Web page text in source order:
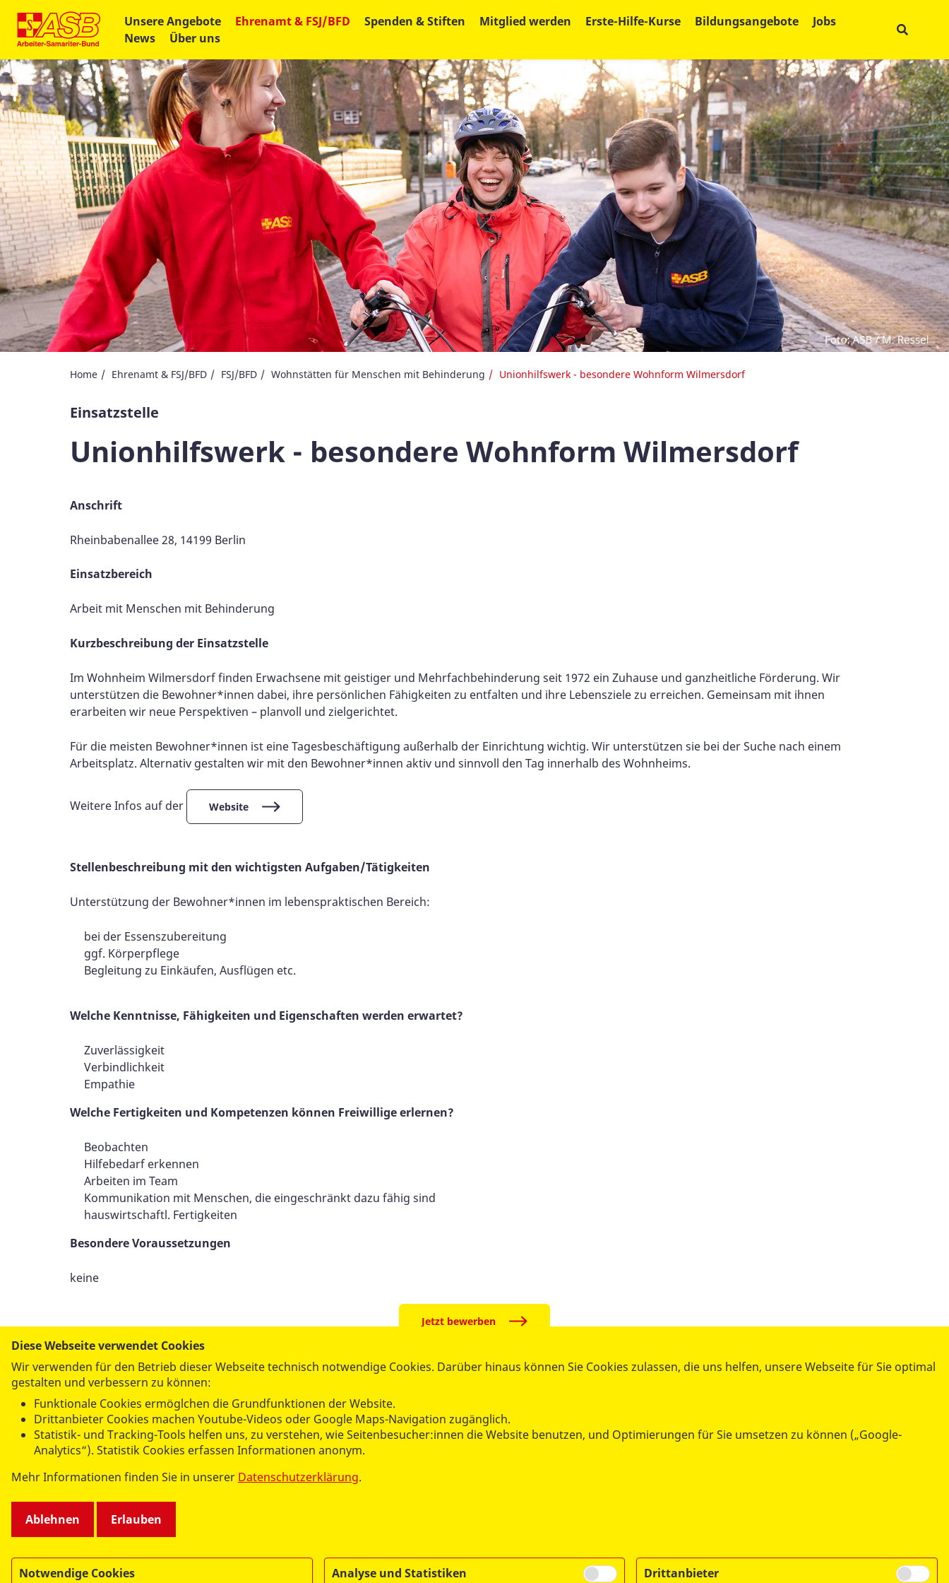
Unsere Angebote Ehrenamt & FSJ/BFD Spenden & Stiften Mitglied werden Erste-Hilfe-Kurse Bildungsangebote
Jobs
News
Über uns
Home Ehrenamt & FSJ/BFD FSJ/BFD Wohnstätten für Menschen mit Behinderung Unionhilfswerk - besondere Wohnform Wilmersdorf
Einsatzstelle
Unionhilfswerk - besondere Wohnform Wilmersdorf
Anschrift
Rheinbabenallee 28, 14199 Berlin
Einsatzbereich
Arbeit mit Menschen mit Behinderung
Kurzbeschreibung der Einsatzstelle
Im Wohnheim Wilmersdorf finden Erwachsene mit geistiger und Mehrfachbehinderung seit 1972 ein Zuhause und ganzheitliche Förderung. Wir
unterstützen die Bewohner*innen dabei, ihre persönlichen Fähigkeiten zu entfalten und ihre Lebensziele zu erreichen. Gemeinsam mit ihnen
erarbeiten wir neue Perspektiven – planvoll und zielgerichtet.
Für die meisten Bewohner*innen ist eine Tagesbeschäftigung außerhalb der Einrichtung wichtig. Wir unterstützen sie bei der Suche nach einem
Arbeitsplatz. Alternativ gestalten wir mit den Bewohner*innen aktiv und sinnvoll den Tag innerhalb des Wohnheims.
Weitere Infos auf der Website
Stellenbeschreibung mit den wichtigsten Aufgaben/Tätigkeiten
Unterstützung der Bewohner*innen im lebenspraktischen Bereich:
bei der Essenszubereitung
ggf. Körperpflege
Begleitung zu Einkäufen, Ausflügen etc.
Welche Kenntnisse, Fähigkeiten und Eigenschaften werden erwartet?
Zuverlässigkeit
Verbindlichkeit
Empathie
Welche Fertigkeiten und Kompetenzen können Freiwillige erlernen?
Beobachten
Hilfebedarf erkennen
Arbeiten im Team
Kommunikation mit Menschen, die eingeschränkt dazu fähig sind
hauswirtschaftl. Fertigkeiten
Besondere Voraussetzungen
keine
Jetzt bewerben
Team Freiwilligendienste
Tel.:030 21307-121
fsj@asb-berlin.de
Am Köllnischen Park 1
Diese Webseite verwendet Cookies
Wir verwenden für den Betrieb dieser Webseite technisch notwendige Cookies. Darüber hinaus können Sie Cookies zulassen, die uns helfen, unsere Webseite für Sie optimal
gestalten und verbessern zu können:
Funktionale Cookies ermöglchen die Grundfunktionen der Website.
Drittanbieter Cookies machen Youtube-Videos oder Google Maps-Navigation zugänglich.
Statistik- und Tracking-Tools helfen uns, zu verstehen, wie Seitenbesucher:innen die Website benutzen, und Optimierungen für Sie umsetzen zu können („Google-
Analytics“). Statistik Cookies erfassen Informationen anonym.
Mehr Informationen finden Sie in unserer Datenschutzerklärung.
Ablehnen Erlauben
Notwendige Cookies
Analyse und Statistiken
Drittanbieter